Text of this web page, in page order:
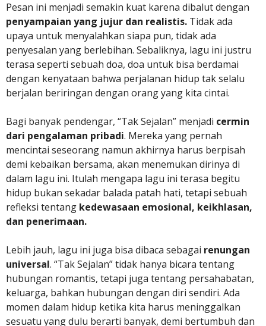
Pesan ini menjadi semakin kuat karena dibalut dengan
penyampaian yang jujur dan realistis. Tidak ada
upaya untuk menyalahkan siapa pun, tidak ada
penyesalan yang berlebihan. Sebaliknya, lagu ini justru
terasa seperti sebuah doa, doa untuk bisa berdamai
dengan kenyataan bahwa perjalanan hidup tak selalu
berjalan beriringan dengan orang yang kita cintai.
Bagi banyak pendengar, “Tak Sejalan” menjadi cermin
dari pengalaman pribadi. Mereka yang pernah
mencintai seseorang namun akhirnya harus berpisah
demi kebaikan bersama, akan menemukan dirinya di
dalam lagu ini. Itulah mengapa lagu ini terasa begitu
hidup bukan sekadar balada patah hati, tetapi sebuah
refleksi tentang kedewasaan emosional, keikhlasan,
dan penerimaan.
Lebih jauh, lagu ini juga bisa dibaca sebagai renungan
universal. “Tak Sejalan” tidak hanya bicara tentang
hubungan romantis, tetapi juga tentang persahabatan,
keluarga, bahkan hubungan dengan diri sendiri. Ada
momen dalam hidup ketika kita harus meninggalkan
sesuatu yang dulu berarti banyak, demi bertumbuh dan